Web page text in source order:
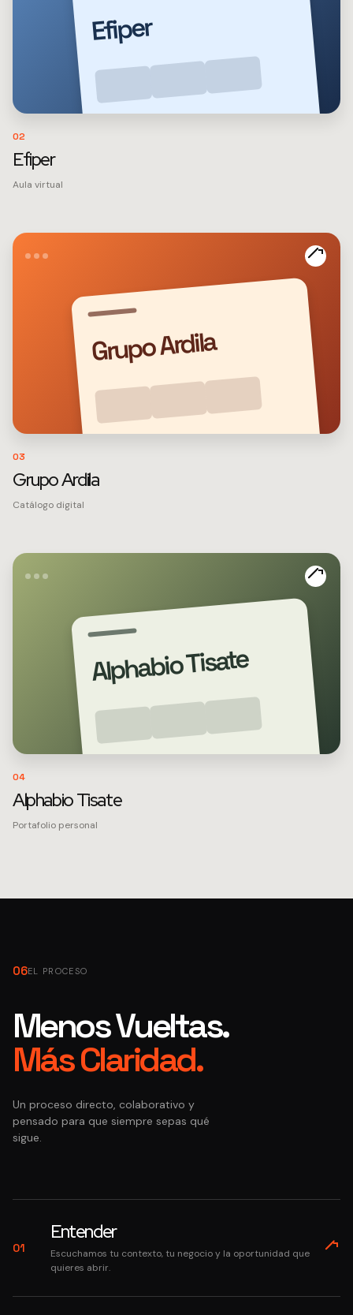
Efiper
02
Efiper
Aula virtual
Grupo Ardila
03
Grupo Ardila
Catálogo digital
Alphabio Tisate
04
Alphabio Tisate
Portafolio personal
06EL PROCESO
Menos Vueltas.
Más Claridad.
Un proceso directo, colaborativo y
pensado para que siempre sepas qué
sigue.
01
Entender
Escuchamos tu contexto, tu negocio y la oportunidad que
quieres abrir.